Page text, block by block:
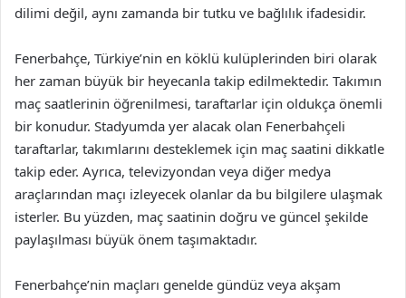
dilimi değil, aynı zamanda bir tutku ve bağlılık ifadesidir.
Fenerbahçe, Türkiye’nin en köklü kulüplerinden biri olarak
her zaman büyük bir heyecanla takip edilmektedir. Takımın
maç saatlerinin öğrenilmesi, taraftarlar için oldukça önemli
bir konudur. Stadyumda yer alacak olan Fenerbahçeli
taraftarlar, takımlarını desteklemek için maç saatini dikkatle
takip eder. Ayrıca, televizyondan veya diğer medya
araçlarından maçı izleyecek olanlar da bu bilgilere ulaşmak
isterler. Bu yüzden, maç saatinin doğru ve güncel şekilde
paylaşılması büyük önem taşımaktadır.
Fenerbahçe’nin maçları genelde gündüz veya akşam